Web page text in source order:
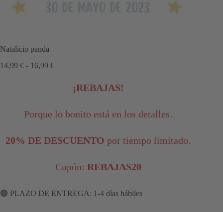
Natalicio panda
14,99 € - 16,99 €Rango
precios:
hasta
16,99 €
¡REBAJAS!
Porque lo bonito está en los detalles.
20% DE DESCUENTO por tiempo limitado.
Cupón: REBAJAS20
🟢 PLAZO DE ENTREGA: 1-4 días hábiles